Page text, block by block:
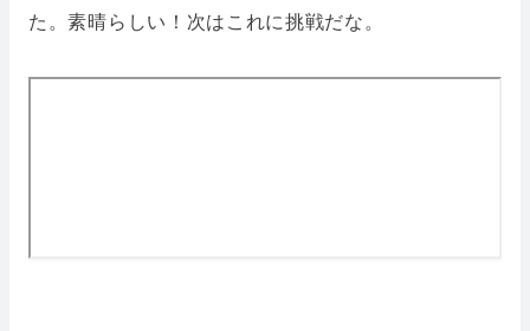
た。素晴らしい！次はこれに挑戦だな。